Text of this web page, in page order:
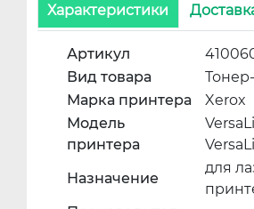
Характеристики
Артикул
Вид товара
Марка принтера
Xerox
Модель
принтера
Назначение
для